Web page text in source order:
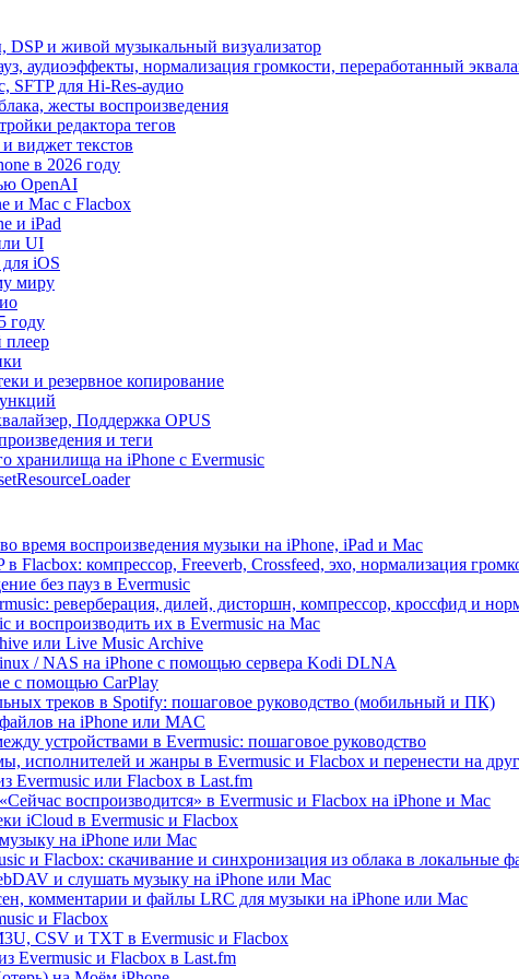
и живой музыкальный визуализатор
аудиоэффекты, нормализация громкости, переработанный
SFTP для Hi-Res-аудио
жесты воспроизведения
редактора тегов
виджет текстов
в 2026 году
OpenAI
и Mac с Flacbox
и iPad
UI
iOS
миру
году
плеер
и резервное копирование
Поддержка OPUS
и теги
хранилища на iPhone с Evermusic
время воспроизведения музыки на iPhone, iPad и Mac
Flacbox: компрессор, Freeverb, Crossfeed, эхо, нормализация
без пауз в Evermusic
реверберация, дилей, дисторшн, компрессор, кроссфид и
и воспроизводить их в Evermusic на Mac
или Live Music Archive
/ NAS на iPhone с помощью сервера Kodi DLNA
с помощью CarPlay
треков в Spotify: пошаговое руководство (мобильный и ПК)
на iPhone или MAC
устройствами в Evermusic: пошаговое руководство
исполнителей и жанры в Evermusic и Flacbox и перенести на
Evermusic или Flacbox в Last.fm
воспроизводится» в Evermusic и Flacbox на iPhone и Mac
iCloud в Evermusic и Flacbox
на iPhone или Mac
и Flacbox: скачивание и синхронизация из облака в локальные
и слушать музыку на iPhone или Mac
комментарии и файлы LRC для музыки на iPhone или Mac
и Flacbox
CSV и TXT в Evermusic и Flacbox
Evermusic и Flacbox в Last.fm